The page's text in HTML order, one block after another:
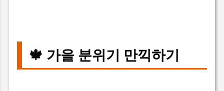
🍁 가을 분위기 만끽하기